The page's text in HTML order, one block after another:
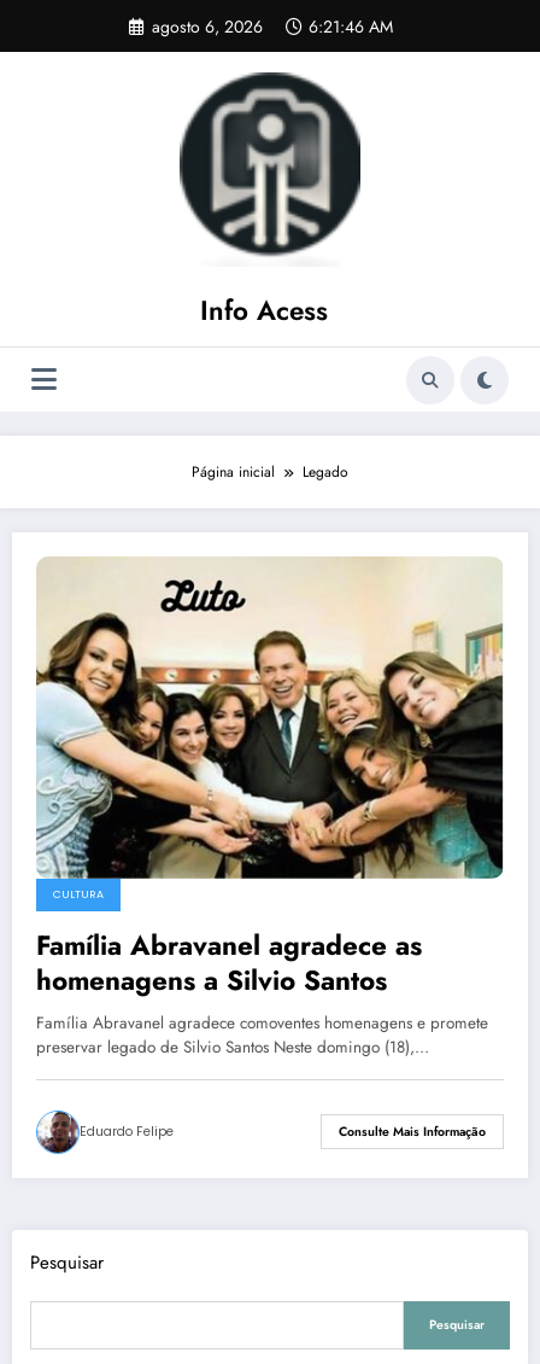
o
agosto 6, 2026 6:21:47 AM
Info Acess
Página inicial Legado
CULTURA
Família Abravanel agradece as
homenagens a Silvio Santos
Família Abravanel agradece comoventes homenagens e promete
preservar legado de Silvio Santos Neste domingo (18),…
Eduardo Felipe Consulte Mais Informação
Pesquisar
Pesquisar